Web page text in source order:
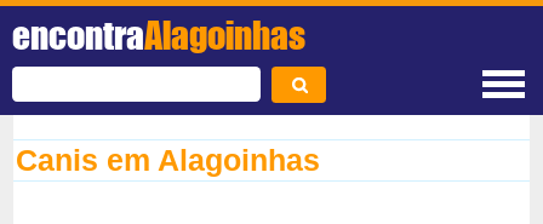
encontraAlagoinhas
Canis em Alagoinhas